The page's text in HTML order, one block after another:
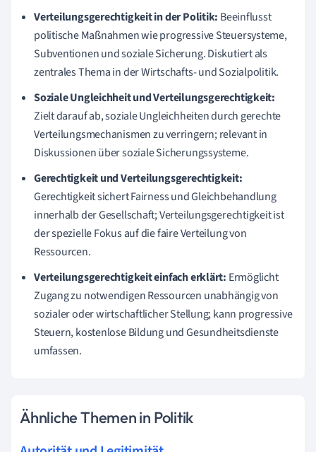
Verteilungsgerechtigkeit in der Politik: Beeinflusst
politische Maßnahmen wie progressive Steuersysteme,
Subventionen und soziale Sicherung. Diskutiert als
zentrales Thema in der Wirtschafts- und Sozialpolitik.
Soziale Ungleichheit und Verteilungsgerechtigkeit:
Zielt darauf ab, soziale Ungleichheiten durch gerechte
Verteilungsmechanismen zu verringern; relevant in
Diskussionen über soziale Sicherungssysteme.
Gerechtigkeit und Verteilungsgerechtigkeit:
Gerechtigkeit sichert Fairness und Gleichbehandlung
innerhalb der Gesellschaft; Verteilungsgerechtigkeit ist
der spezielle Fokus auf die faire Verteilung von
Ressourcen.
Verteilungsgerechtigkeit einfach erklärt: Ermöglicht
Zugang zu notwendigen Ressourcen unabhängig von
sozialer oder wirtschaftlicher Stellung; kann progressive
Steuern, kostenlose Bildung und Gesundheitsdienste
umfassen.
Ähnliche Themen in Politik